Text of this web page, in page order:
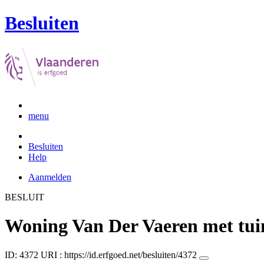
Besluiten
menu
Besluiten
Help
Aanmelden
BESLUIT
Woning Van Der Vaeren met
ID: 4372 URI : https://id.erfgoed.net/besluiten/4372